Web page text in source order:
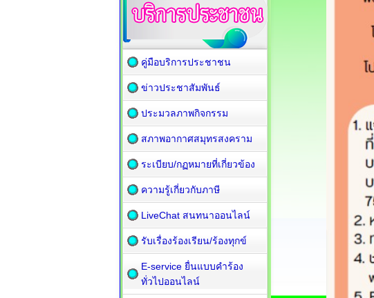
คู่มือบริการประชาชน
ข่าวประชาสัมพันธ์
ประมวลภาพกิจกรรม
สภาพอากาศสมุทรสงคราม
ระเบียบ/กฏหมายที่เกี่ยวข้อง
ความรู้เกี่ยวกับภาษี
LiveChat สนทนาออนไลน์
รับเรื่องร้องเรียน/ร้องทุกข์
E-service ยื่นแบบคำร้อง
ทั่วไปออนไลน์